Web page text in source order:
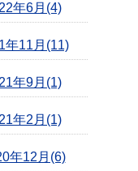
年6月(4)
年11月(11)
年9月(1)
年2月(1)
年12月(6)